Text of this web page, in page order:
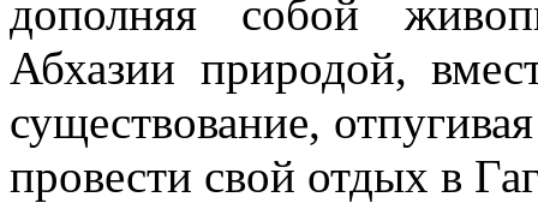
дополняя собой
Абхазии природой,
существование,
провести свой отдых в